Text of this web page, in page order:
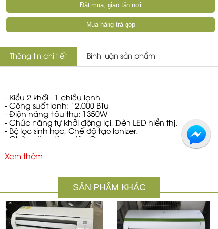
Đặt mua, giao tận nơi
Mua hàng trả góp
Thông tin chi tiết Bình luận sản phẩm
- Kiểu 2 khối - 1 chiều lạnh
- Công suất lạnh: 12.000 BTu
- Điện năng tiêu thụ: 1350W
- Chức năng tự khởi động lại, Ðèn LED hiển thị.
- Bộ lọc sinh học, Chế độ tạo lonizer.
- Chức năng làm giàu Oxy.
- Công nghệ hai hướng gió trực tiếp.
Làm không khí tươi mát và sản khoái tinh thần
Màn lộc Vitamin C giúp giải phóng 1 lượng Vitamin C
vào không khí giúp da mềm mại và giảm stress. Màn
lọc Vitamin C có tuổi thọ khoảng 2 năm
Xem thêm
SẢN PHẨM KHÁC